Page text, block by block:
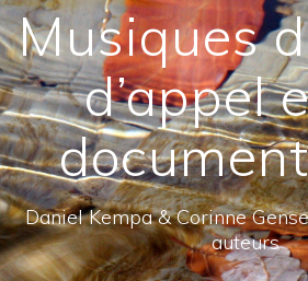
Musiques
d’appel
Daniel Kempa & Corinne
auteurs